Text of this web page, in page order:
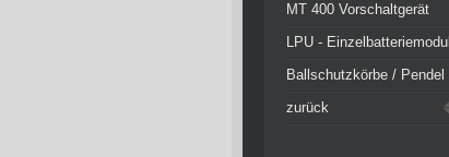
MT 400 Vorschaltgerät
LPU - Einzelbatteriemodul
Ballschutzkörbe / Pendel
zurück